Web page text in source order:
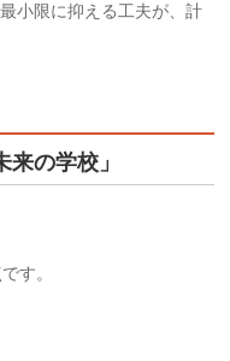
小限に抑える工夫が、計
の学校」
す。